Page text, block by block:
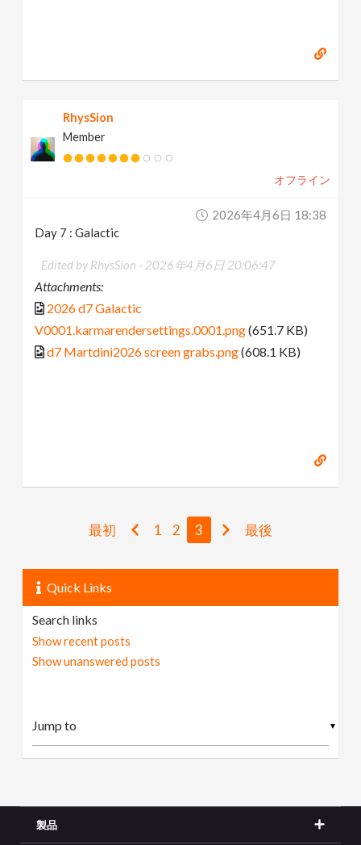
RhysSion
Member
オフライン
2026年4月6日 18:38
Day 7 : Galactic
Edited by RhysSion - 2026年4月6日 20:06:47
Attachments:
2026 d7 Galactic
V0001.karmarendersettings.0001.png(651.7 KB)
d7 Martdini2026 screen grabs.png(608.1 KB)
最初 1 2 3 最後
Quick Links
Search links
Show recent posts
Show unanswered posts
▼
製品